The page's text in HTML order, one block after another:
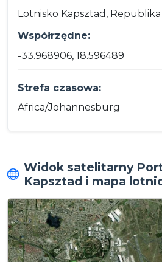
Lotnisko Kapsztad,
Współrzędne:
-33.968906, 18.596489
Strefa czasowa:
Africa/Johannesburg
Widok satelitarny
Kapsztad i mapa